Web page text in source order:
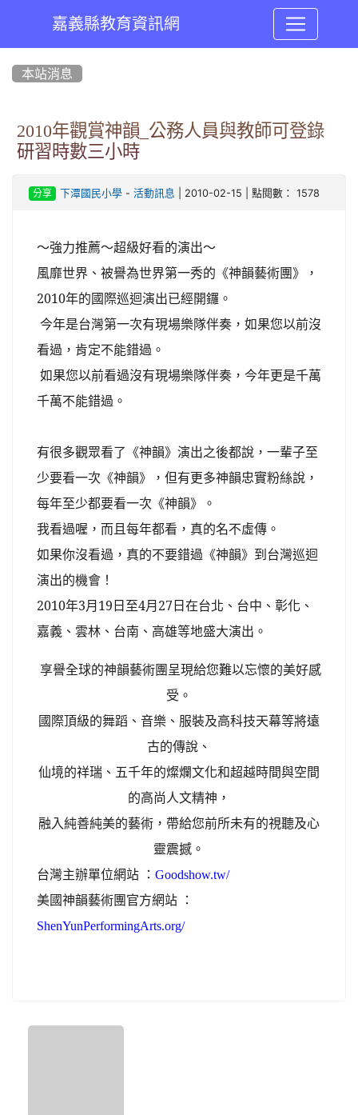
嘉義縣教育資訊網
本站消息
2010年觀賞神韻_公務人員與教師可登錄
研習時數三小時
分享 下潭國民小學- 活動訊息 | 2010-02-15 | 點閱數： 1578
～強力推薦～超級好看的演出～
風靡世界、被譽為世界第一秀的《神韻藝術團》，
2010年的國際巡迴演出已經開鑼。
今年是台灣第一次有現場樂隊伴奏，如果您以前沒
看過，肯定不能錯過。
如果您以前看過沒有現場樂隊伴奏，今年更是千萬
千萬不能錯過。
有很多觀眾看了《神韻》演出之後都說，一輩子至
少要看一次《神韻》，但有更多神韻忠實粉絲說，
每年至少都要看一次《神韻》。
我看過喔，而且每年都看，真的名不虛傳。
如果你沒看過，真的不要錯過《神韻》到台灣巡迴
演出的機會！
2010年3月19日至4月27日在台北、台中、彰化、
嘉義、雲林、台南、高雄等地盛大演出。
享譽全球的神韻藝術團呈現給您難以忘懷的美好感
受。
國際頂級的舞蹈、音樂、服裝及高科技天幕等將遠
古的傳說、
仙境的祥瑞、五千年的燦爛文化和超越時間與空間
的高尚人文精神，
融入純善純美的藝術，帶給您前所未有的視聽及心
靈震撼。
台灣主辦單位網站 ： Goodshow.tw/
美國神韻藝術團官方網站 ：
ShenYunPerformingArts.org/